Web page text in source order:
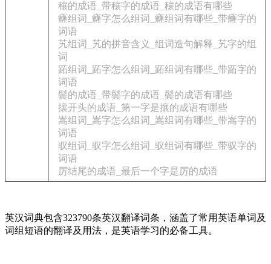
穰的成语_带穰字的成语_穰的成语有哪些
癃组词_癃字怎么组词_癃组词有哪些_带癃字的
词语
艽组词_艽的拼音含义_组词造句解释_艽字的组
词
跖组词_跖字怎么组词_跖组词有哪些_带跖字的
词语
鬓的成语_带鬓字的成语_鬓的成语有哪些
攘开头的成语_第一字是攘的成语有哪些
嵩组词_嵩字怎么组词_嵩组词有哪些_带嵩字的
词语
驭组词_驭字怎么组词_驭组词有哪些_带驭字的
词语
厉结尾的成语_最后一个字是厉的成语
英汉词典包含323790条英汉翻译词条，涵盖了常用英语单词及
词组短语的翻译及用法，是英语学习的必备工具。